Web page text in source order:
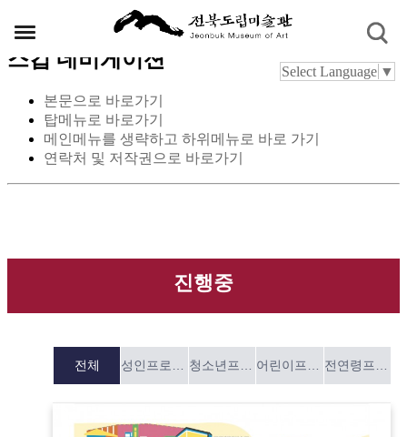
스킵 네비게이션
본문으로 바로가기
탑메뉴로 바로가기
메인메뉴를 생략하고 하위메뉴로 바로 가기
연락처 및 저작권으로 바로가기
Select Language ▼
진행중
전체